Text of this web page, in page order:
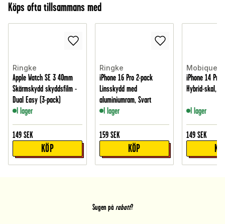
Köps ofta tillsammans med
Ringke
Apple Watch SE 3 40mm
Skärmskydd skyddsfilm -
Dual Easy (3-pack)
I lager
149 SEK
KÖP
Ringke
iPhone 16 Pro 2-pack
Linsskydd med
aluminiumram, Svart
I lager
159 SEK
KÖP
Mobique
iPhone 14 Pro
Hybrid-skal,
I lager
149 SEK
Sugen på rabatt?